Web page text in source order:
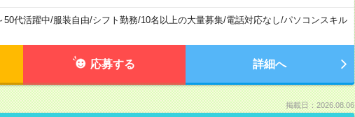
50代活躍中/服装自由/シフト勤務/10名以上の大量募集/電話対応なし/パソコンスキル
応募する 詳細へ
掲載日：2026.08.06